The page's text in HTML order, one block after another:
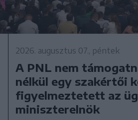
2026. augusztus 07., péntek
A PNL nem
nélkül egy szakértői
figyelmeztetett az
miniszterelnök